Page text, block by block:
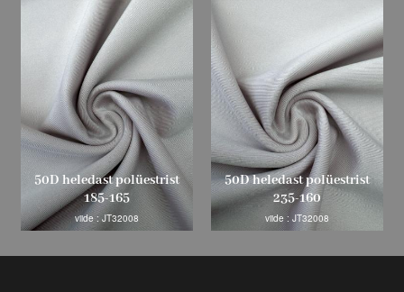
50D heledast polüestrist
215-152
viide : JT32006
50D heledast polüestrist
250-165
viide : JT32007